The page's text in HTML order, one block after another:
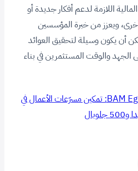
اللازمة لدعم أفكار جديدة أو
ويعزز من خبرة المؤسسين
أن يكون وسيلة لتحقيق العوائد
الجهد والوقت المستثمرين في بناء
برنامج BAM Egypt: تمكين مسرّعات الأعمال في